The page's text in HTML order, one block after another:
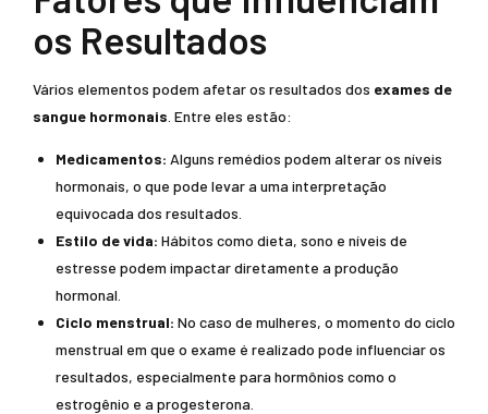
os Resultados
Vários elementos podem afetar os resultados dos exames de
sangue hormonais . Entre eles estão:
Medicamentos: Alguns remédios podem alterar os níveis
hormonais, o que pode levar a uma interpretação
equivocada dos resultados.
Estilo de vida: Hábitos como dieta, sono e níveis de
estresse podem impactar diretamente a produção
hormonal.
Ciclo menstrual: No caso de mulheres, o momento do ciclo
menstrual em que o exame é realizado pode influenciar os
resultados, especialmente para hormônios como o
estrogênio e a progesterona.